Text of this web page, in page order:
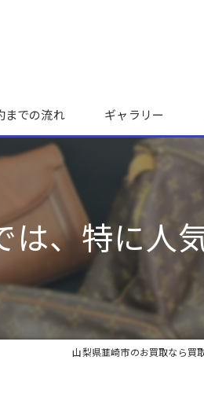
までの流れ ギャラリー
は、特に人
山梨県韮崎市のお買取なら買